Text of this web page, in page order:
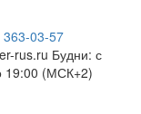
363-03-57
rus.ru Будни: с
19:00 (МСК+2)